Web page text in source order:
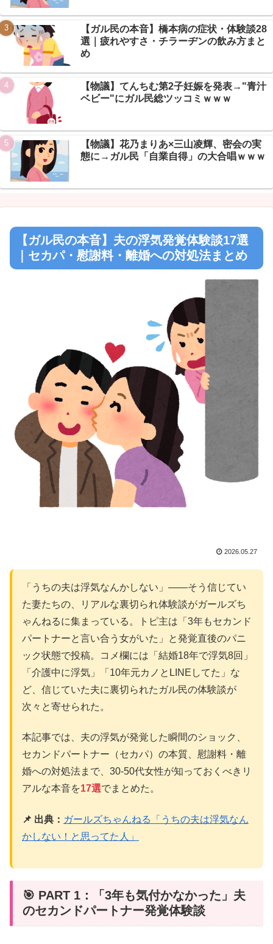
【悲報】 ワイ「ラーメン一袋だけじゃ足らんわ！二袋作った
ろ！」→結果ｗｗｗ NEW!
Powered by livedoor 相互RSS
【ガル民の本音】橋本病の症状・体験談28
選｜疲れやすさ・チラーヂンの飲み方まと
め
【物議】てんちむ第2子妊娠を発表→"青汁
ベビー"にガル民総ツッコミｗｗｗ
【物議】花乃まりあ×三山凌輝、密会の実
態に→ガル民「自業自得」の大合唱ｗｗｗ
【ガル民の本音】夫の浮気発覚体験談17選
｜セカパ・慰謝料・離婚への対処法まとめ
2026.05.27
「うちの夫は浮気なんかしない」――そう信じてい
た妻たちの、リアルな裏切られ体験談がガールズち
ゃんねるに集まっている。トピ主は「3年もセカンド
パートナーと言い合う女がいた」と発覚直後のパニ
ック状態で投稿。コメ欄には「結婚18年で浮気8回」
「介護中に浮気」「10年元カノとLINEしてた」な
ど、信じていた夫に裏切られたガル民の体験談が
次々と寄せられた。
本記事では、夫の浮気が発覚した瞬間のショック、
セカンドパートナー（セカパ）の本質、慰謝料・離
婚への対処法まで、30-50代女性が知っておくべきリ
アルな本音を17選でまとめた。
📌 出典： ガールズちゃんねる「うちの夫は浮気なん
かしない！と思ってた人」
🎯 PART 1：「3年も気付かなかった」夫
のセカンドパートナー発覚体験談